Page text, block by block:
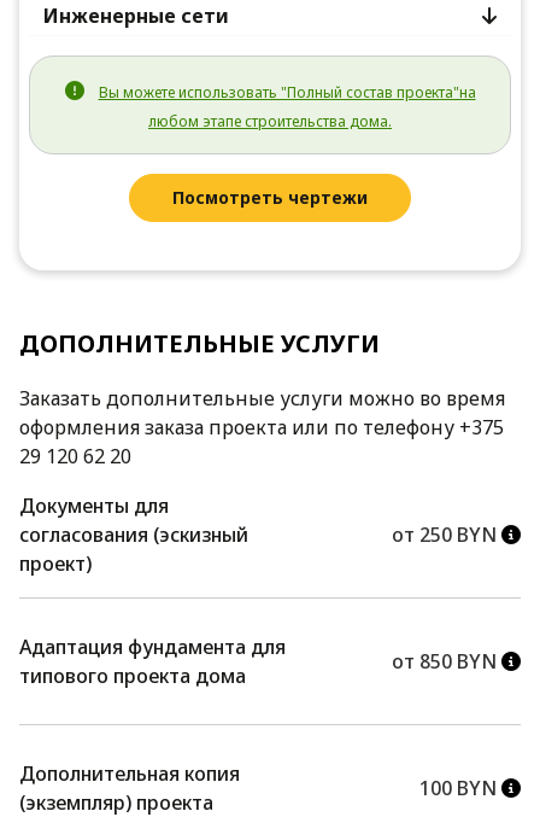
Инженерные сети
Вы можете использовать "Полный состав проекта"на
любом этапе строительства дома.
Посмотреть чертежи
ДОПОЛНИТЕЛЬНЫЕ УСЛУГИ
Заказать дополнительные услуги можно во время
оформления заказа проекта или по телефону +375
29 120 62 20
Документы для
согласования (эскизный
проект)
от 250 BYN
Адаптация фундамента для
типового проекта дома
от 850 BYN
Дополнительная копия
(экземпляр) проекта
100 BYN